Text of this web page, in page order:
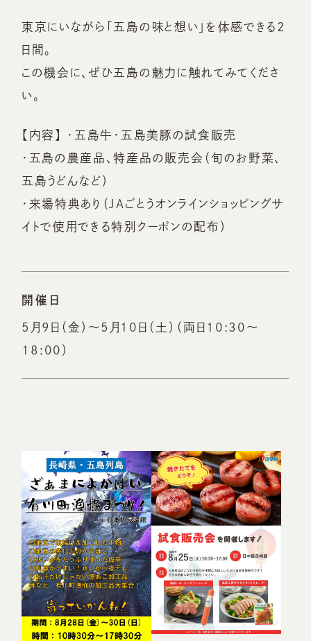
東京にいながら「五島の味と想い」を体感できる2
日間。
この機会に、ぜひ五島の魅力に触れてみてくださ
い。
【内容】 ・五島牛・五島美豚の試食販売
・五島の農産品、特産品の販売会（旬のお野菜、
五島うどんなど）
・来場特典あり（JAごとうオンラインショッピングサ
イトで使用できる特別クーポンの配布）
開催日
5月9日（金）～5月10日（土）（両日10:30～
18:00）